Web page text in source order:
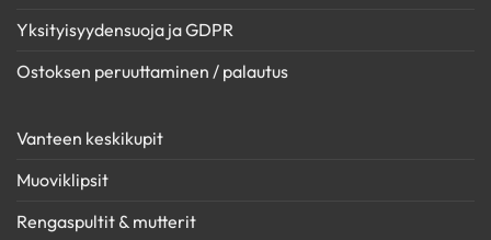
Yksityisyydensuoja ja GDPR
Ostoksen peruuttaminen / palautus
Vanteen keskikupit
Muoviklipsit
Rengaspultit & mutterit